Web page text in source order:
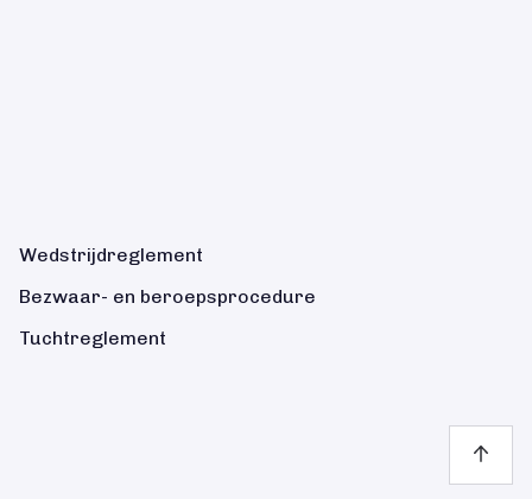
Wedstrijdreglement
Bezwaar- en beroepsprocedure
Tuchtreglement